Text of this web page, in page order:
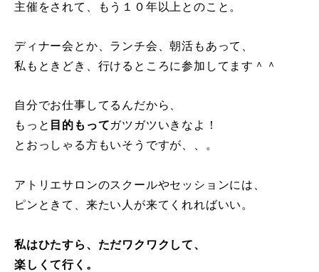
主催をされて、もう１０年以上とのこと。
ディナー会とか、ランチ会、朝活もあって、
私もときどき、行けるところに参加してます＾＾
自分でお仕事してるんだから、
もっと 目的もってガツガツいきなよ！
とおっしゃる方もいそうですが、、。
アトリエサロンのスクールやセッションには、
ピンときて、来たい人が来てくれればいい。
私はひたすら、ただワクワクして、
楽しくて行く。